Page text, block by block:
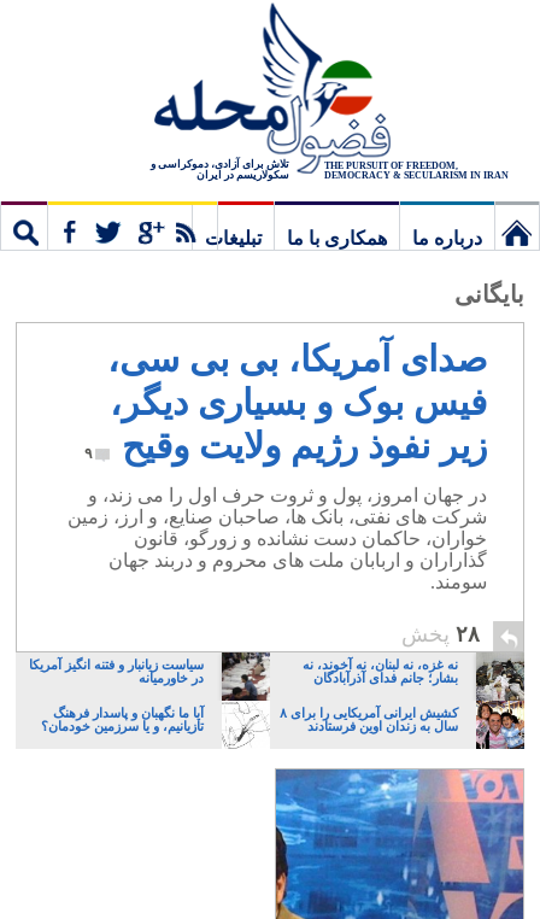
THE PURSUIT OF FREEDOM,
DEMOCRACY & SECULARISM IN IRAN
تلاش برای آزادی، دموکراسی و
سکولاریسم در ایران
درباره ما همکاری با ما
تبلیغات
بایگانی
صدای آمریکا، بی بی سی،
فیس بوک و بسیاری دیگر،
زیر نفوذ رژیم ولایت وقیح
۹
در جهان امروز، پول و ثروت حرف اول را می زند، و
شرکت های نفتی، بانک ها، صاحبان صنایع، و ارز، زمین
خواران، حاکمان دست نشانده و زورگو، قانون
گذاراران و اربابان ملت های محروم و دربند جهان
سومند.
۲۸ پخش
نه غزه، نه لبنان، نه آخوند، نه
بشار؛ جانم فدای آذرآبادگان
سیاست زیانبار و فتنه انگیز آمریکا
در خاورمیانه
کشیش ایرانی آمریکایی را برای ۸
سال به زندان اوین فرستادند
آیا ما نگهبان و پاسدار فرهنگ
تازیانیم، و یا سرزمین خودمان؟